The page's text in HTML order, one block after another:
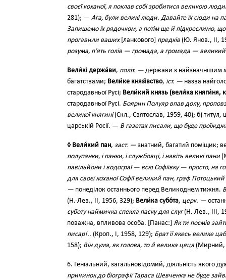
своєї коханої, я поклав собі зробитися великою
281); — Ага, були великі люди. Давайте їх сюди на
Запишемо їх рядочком, а потім ще й підкреслимо,
прогавили ваших[ланкового] предків (Ю. Янов., II,
розума, п’ять голів — громада, а громада — великий
Вели́кі держа́ви, політ. — держави з найзначнішим
багатствами; Вели́ке князі́вство, іст. — назва
стародавньої Русі; Вели́кий князь (вели́ка княги́ня,
стародавньої Русі. Боярин Полуяр впав долу, проповз
великої княгині(Скл., Святослав, 1959, 40); б) титул,
царській Росії. — В газетах писали, що буде
◊ Вели́кий пан, заст. — знатний, багатий поміщик;
полупанки, і панки, і службовці, і навіть великі пани
павільйони і водограї — всю Софіївку — просто, на
для своєї коханої Софії великий пан, граф Потоцький
— понеділок останнього перед Великоднем тижня.
(Н.-Лев., II, 1956, 329); Вели́ка субо́та, церк. —
суботу наймичка спекла паску для слуг(Н.-Лев., III,
поважна, впливова особа. [Панас:] Як ти поcмів
писар!.. (Кроп., І, 1958, 129); Брат її якесь велике
158); Він дума, як голова, то й велика цяця (Мирний,
6. Геніальний, загальновідомий, діяльність якого
причинок до біографії Тараса Шевченка не буде